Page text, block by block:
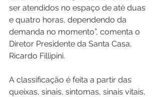
ser atendidos no espaço de até duas
e quatro horas, dependendo da
demanda no momento”, comenta o
Diretor Presidente da Santa Casa,
Ricardo Fillipini.
A classificação é feita a partir das
queixas, sinais, sintomas, sinais vitais,